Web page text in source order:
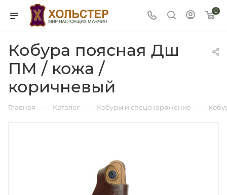
0
Кобура поясная Дш
ПМ / кожа /
коричневый
Главная — Каталог — Кобуры и спецснаряжение —